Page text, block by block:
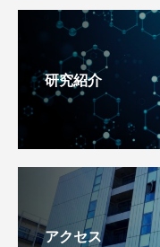
研究紹介
アクセス